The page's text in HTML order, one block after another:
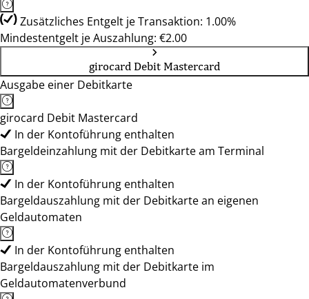
Zusätzliches Entgelt je Transaktion: 1.00%
Mindestentgelt je Auszahlung: €2.00
girocard Debit Mastercard
Ausgabe einer Debitkarte
girocard Debit Mastercard
In der Kontoführung enthalten
Bargeldeinzahlung mit der Debitkarte am Terminal
In der Kontoführung enthalten
Bargeldauszahlung mit der Debitkarte an eigenen
Geldautomaten
In der Kontoführung enthalten
Bargeldauszahlung mit der Debitkarte im
Geldautomatenverbund